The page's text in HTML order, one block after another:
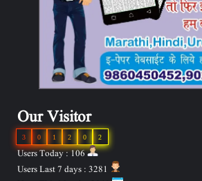
Our Visitor
2
0
2
1
0
3
Users Today : 106